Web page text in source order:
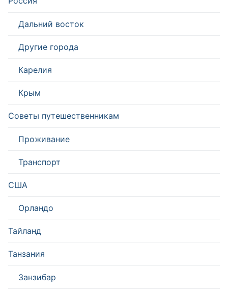
Дальний восток
Другие города
Карелия
Крым
Советы путешественникам
Проживание
Транспорт
США
Орландо
Тайланд
Танзания
Занзибар